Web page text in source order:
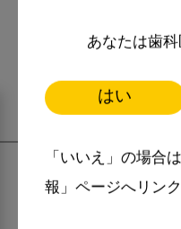
あなたは歯
はい
「いいえ」の場合
報」ページへリンク